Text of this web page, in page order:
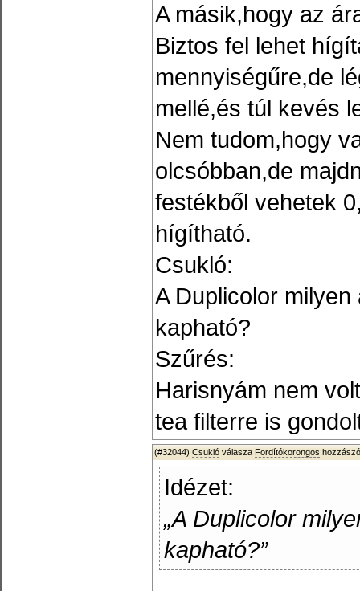
A másik,hogy az
Biztos fel lehet
mennyiségűre,de
mellé,és túl kevés
Nem tudom,hogy
olcsóbban,de
festékből vehetek
hígítható.
Csukló:
A Duplicolor
kapható?
Szűrés:
Harisnyám nem
tea filterre is
(#32044) Csukló válasza Fordítókorongos
Idézet:
„A Duplicolor
kapható?”